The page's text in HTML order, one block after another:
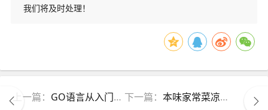
我们将及时处理！
上一篇： GO语言从入门到实战 下一篇： 本味家常菜凉拌、小炒、汤煲